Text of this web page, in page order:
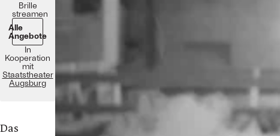
Brille
streamen
Alle
Angebote
In
Kooperation
mit
Staatstheater
Augsburg
Das